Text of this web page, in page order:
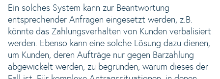
Ein solches System kann zur Beantwortung
entsprechender Anfragen eingesetzt werden, z.B.
könnte das Zahlungsverhalten von Kunden verbalisiert
werden. Ebenso kann eine solche Lösung dazu dienen,
um Kunden, deren Aufträge nur gegen Barzahlung
abgewickelt werden, zu begründen, warum dieses der